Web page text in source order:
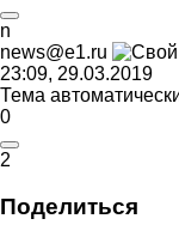
n
news@e1.ru
23:09, 29.03.2019
Тема
0
2
Поделиться